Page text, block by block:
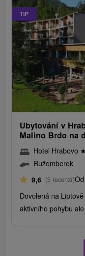
TIP
Ubytování v
Malino Brdo na
Hotel Hrabovo ★
Ružomberok
9,6 (5 recenzí)
Dovolená na
aktivního pohybu